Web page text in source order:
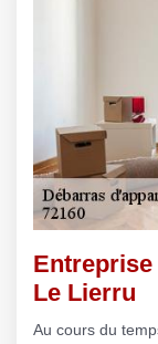
Le Lierru
Au cours du